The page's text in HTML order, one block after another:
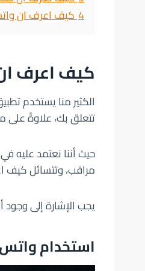
4كيف اعرف ان
كيف اعرف
الكثير منا يستخدم
تتعلق بك، علاوةً على
حيث أننا نعتمد عليه
مراقب، وتتسائل كيف
يجب الإشارة إلى
استخدام